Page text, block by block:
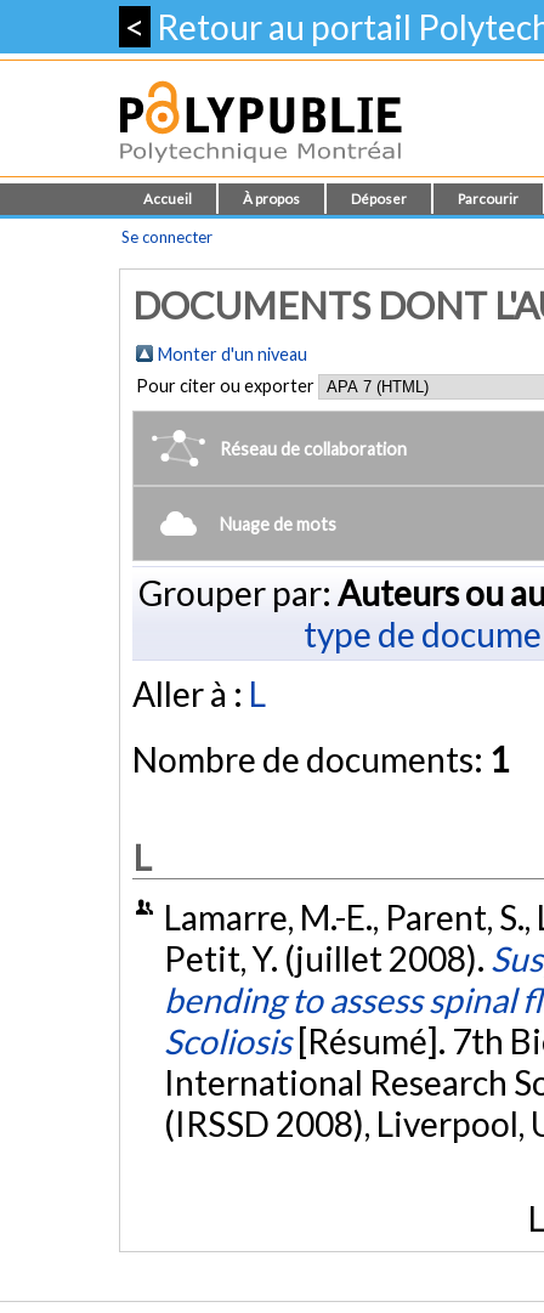
< Retour au portail
Accueil À propos Déposer Parcourir
Se connecter
DOCUMENTS DONT
Monter d'un niveau
Pour citer ou exporter
Réseau de collaboration
Nuage de mots
Grouper par: Auteurs ou
type de
Aller à : L
Nombre de documents: 1
L
Lamarre, M.-E., Parent, S.,
Petit, Y. (juillet 2008).
bending to assess
Scoliosis [Résumé]. 7th
International Research
(IRSSD 2008), Liverpool,